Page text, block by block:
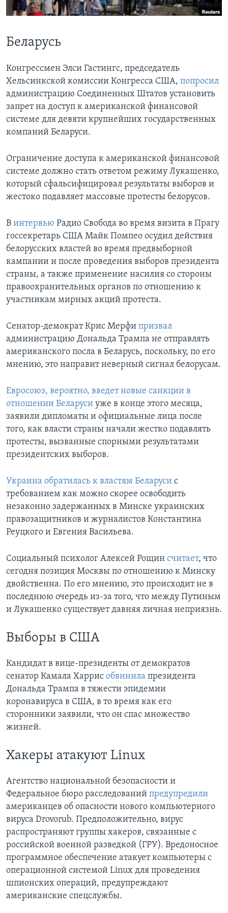
Learning English
СОЦИАЛЬНЫЕ СЕТИ
Языки
Беларусь
Конгрессмен Элси Гастингс, председатель
Хельсинкской комиссии Конгресса США, попросил
администрацию Соединенных Штатов установить
запрет на доступ к американской финансовой
системе для девяти крупнейших государственных
компаний Беларуси.
Ограничение доступа к американской финансовой
системе должно стать ответом режиму Лукашенко,
который сфальсифицировал результаты выборов и
жестоко подавляет массовые протесты белорусов.
В интервью Радио Свобода во время визита в Прагу
госсекретарь США Майк Помпео осудил действия
белорусских властей во время предвыборной
кампании и после проведения выборов президента
страны, а также применение насилия со стороны
правоохранительных органов по отношению к
участникам мирных акций протеста.
Сенатор-демократ Крис Мерфи призвал
администрацию Дональда Трампа не отправлять
американского посла в Беларусь, поскольку, по его
мнению, это направит неверный сигнал белорусам.
Евросоюз, вероятно, введет новые санкции в
отношении Беларуси уже в конце этого месяца,
заявили дипломаты и официальные лица после
того, как власти страны начали жестко подавлять
протесты, вызванные спорными результатами
президентских выборов.
Украина обратилась к властям Беларуси с
требованием как можно скорее освободить
незаконно задержанных в Минске украинских
правозащитников и журналистов Константина
Реуцкого и Евгения Васильева.
Социальный психолог Алексей Рощин считает, что
сегодня позиция Москвы по отношению к Минску
двойственна. По его мнению, это происходит не в
последнюю очередь из-за того, что между Путиным
и Лукашенко существует давняя личная неприязнь.
Выборы в США
Кандидат в вице-президенты от демократов
сенатор Камала Харрис обвинила президента
Дональда Трампа в тяжести эпидемии
коронавируса в США, в то время как его
сторонники заявили, что он спас множество
жизней.
Хакеры атакуют Linux
Агентство национальной безопасности и
Федеральное бюро расследований предупредили
американцев об опасности нового компьютерного
вируса Drovorub. Предположительно, вирус
распространяют группы хакеров, связанные с
российской военной разведкой (ГРУ). Вредоносное
программное обеспечение атакует компьютеры с
операционной системой Linux для проведения
шпионских операций, предупреждают
американские спецслужбы.